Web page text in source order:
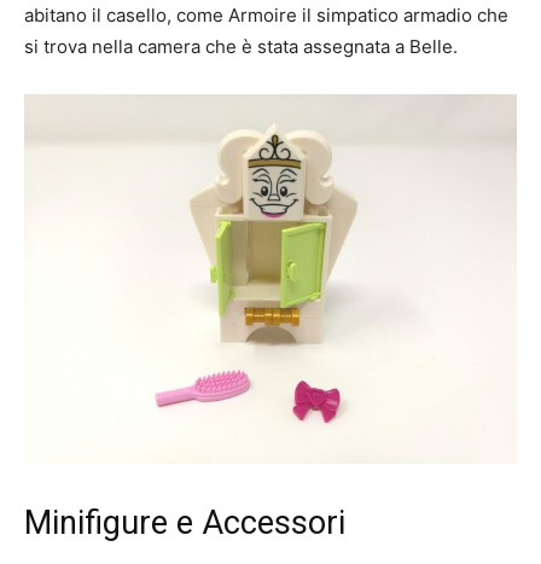
abitano il casello, come Armoire il simpatico armadio che
si trova nella camera che è stata assegnata a Belle.
Minifigure e Accessori